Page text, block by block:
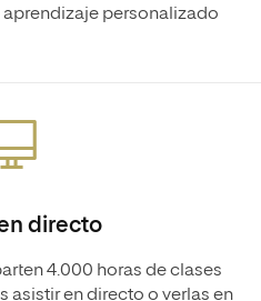
personalizado
directo
4.000 horas de clases
asistir en directo o verlas en